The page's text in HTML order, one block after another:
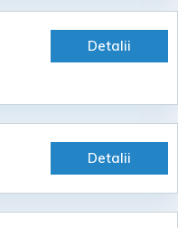
Detalii
Detalii